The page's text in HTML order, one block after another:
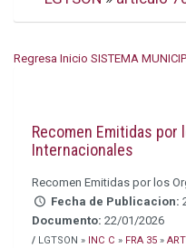
Regresa Inicio SISTEMA
Recomen Emitidas por
Internacionales
Recomen Emitidas por los
Fecha de Publicacion:
Documento: 22/01/2026
/ LGTSON » INC C » FRA 35 »